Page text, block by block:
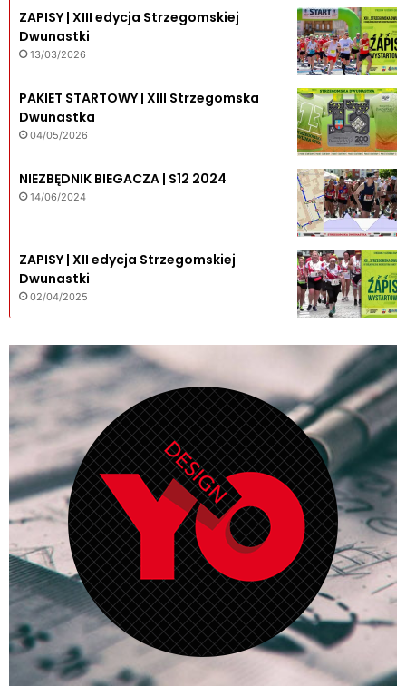
ZAPISY | XIII edycja Strzegomskiej
Dwunastki
13/03/2026
PAKIET STARTOWY | XIII Strzegomska
Dwunastka
04/05/2026
NIEZBĘDNIK BIEGACZA | S12 2024
14/06/2024
ZAPISY | XII edycja Strzegomskiej
Dwunastki
02/04/2025